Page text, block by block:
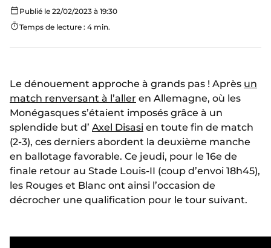
Publié le 22/02/2023 à 19:30
Temps de lecture : 4 min.
Le dénouement approche à grands pas ! Après un
match renversant à l’aller en Allemagne, où les
Monégasques s’étaient imposés grâce à un
splendide but d’ Axel Disasi en toute fin de match
(2-3), ces derniers abordent la deuxième manche
en ballotage favorable. Ce jeudi, pour le 16e de
finale retour au Stade Louis-II (coup d’envoi 18h45),
les Rouges et Blanc ont ainsi l’occasion de
décrocher une qualification pour le tour suivant.